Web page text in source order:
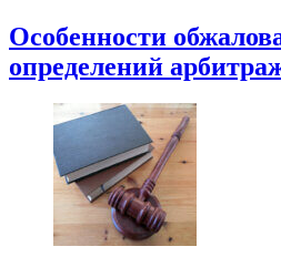
Особенности
определений